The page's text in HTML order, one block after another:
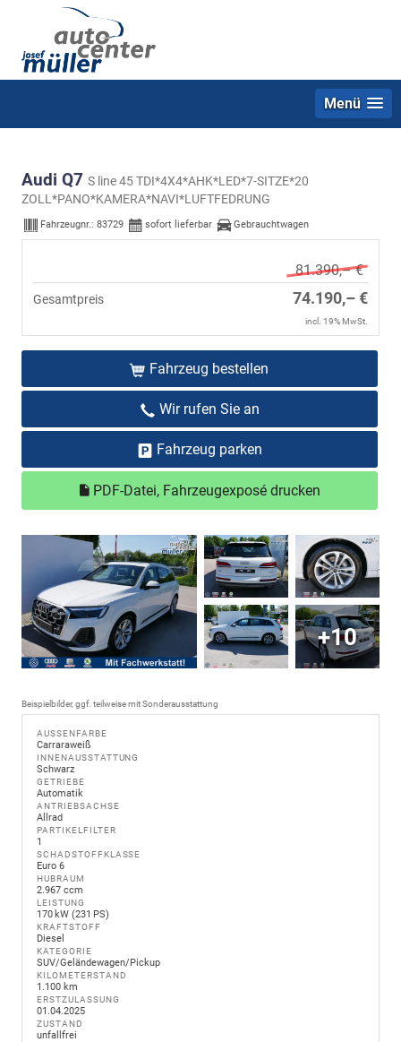
Menü
Audi Q7 S line 45 TDI*4X4*AHK*LED*7-SITZE*20
ZOLL*PANO*KAMERA*NAVI*LUFTFEDRUNG
Fahrzeugnr.: 83729 sofort lieferbar Gebrauchtwagen
81.390,– €
Gesamtpreis 74.190,– €
incl. 19% MwSt.
Fahrzeug bestellen
Wir rufen Sie an
Fahrzeug parken
PDF-Datei, Fahrzeugexposé drucken
+10
Beispielbilder, ggf. teilweise mit Sonderausstattung
AUSSENFARBE
Carraraweiß
INNENAUSSTATTUNG
Schwarz
GETRIEBE
Automatik
ANTRIEBSACHSE
Allrad
PARTIKELFILTER
1
SCHADSTOFFKLASSE
Euro 6
HUBRAUM
2.967 ccm
LEISTUNG
170 kW (231 PS)
KRAFTSTOFF
Diesel
KATEGORIE
SUV/Geländewagen/Pickup
KILOMETERSTAND
1.100 km
ERSTZULASSUNG
01.04.2025
ZUSTAND
unfallfrei